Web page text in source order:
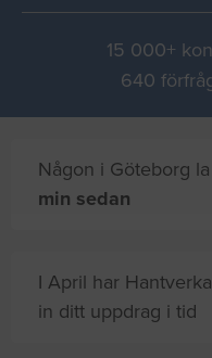
15 000+
640
Någon i Göteborg
min sedan
I April har
in ditt uppdrag i tid